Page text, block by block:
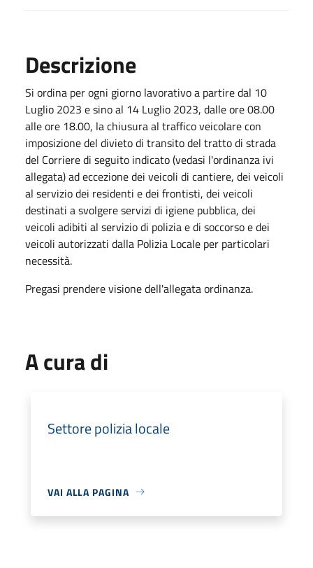
Descrizione
Si ordina per ogni giorno lavorativo a partire dal 10
Luglio 2023 e sino al 14 Luglio 2023, dalle ore 08.00
alle ore 18.00, la chiusura al traffico veicolare con
imposizione del divieto di transito del tratto di strada
del Corriere di seguito indicato (vedasi l'ordinanza ivi
allegata) ad eccezione dei veicoli di cantiere, dei veicoli
al servizio dei residenti e dei frontisti, dei veicoli
destinati a svolgere servizi di igiene pubblica, dei
veicoli adibiti al servizio di polizia e di soccorso e dei
veicoli autorizzati dalla Polizia Locale per particolari
necessità.
Pregasi prendere visione dell'allegata ordinanza.
A cura di
Settore polizia locale
VAI ALLA PAGINA